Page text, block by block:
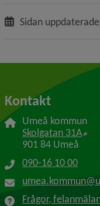
Sidan
Kontakt
Umeå kommun
Skolgatan 31A
901 84 Umeå
090-16 10 00
Frågor,